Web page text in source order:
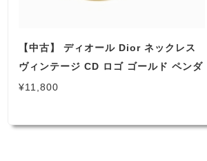
【中古】 ディオール Dior ネックレス
ヴィンテージ CD ロゴ ゴールド ペンダ
ント レディース
¥11,800